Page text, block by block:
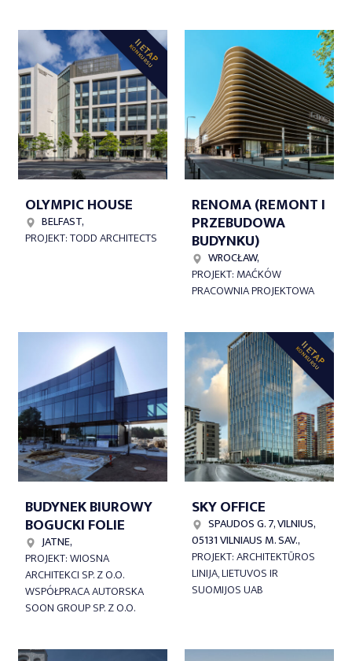
II ETAP
KONKURSU
OLYMPIC HOUSE
BELFAST,
PROJEKT: TODD ARCHITECTS
RENOMA (REMONT I
PRZEBUDOWA
BUDYNKU)
WROCŁAW,
PROJEKT: MAĆKÓW
PRACOWNIA PROJEKTOWA
BUDYNEK BIUROWY
BOGUCKI FOLIE
JATNE,
PROJEKT: WIOSNA
ARCHITEKCI SP. Z O.O.
WSPÓŁPRACA AUTORSKA
SOON GROUP SP. Z O.O.
II ETAP
KONKURSU
SKY OFFICE
SPAUDOS G. 7, VILNIUS,
05131 VILNIAUS M. SAV.,
PROJEKT: ARCHITEKTŪROS
LINIJA, LIETUVOS IR
SUOMIJOS UAB